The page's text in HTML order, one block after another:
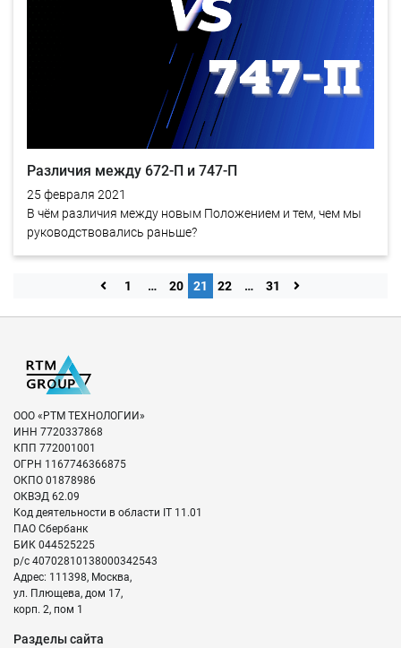
Различия между 672-П и 747-П
25 февраля 2021
В чём различия между новым Положением и тем, чем мы
руководствовались раньше?
1 … 20 21 22 … 31
ООО «РТМ ТЕХНОЛОГИИ»
ИНН 7720337868
КПП 772001001
ОГРН 1167746366875
ОКПО 01878986
ОКВЭД 62.09
Код деятельности в области IT 11.01
ПАО Сбербанк
БИК 044525225
р/с 40702810138000342543
Адрес: 111398, Москва,
ул. Плющева, дом 17,
корп. 2, пом 1
Разделы сайта